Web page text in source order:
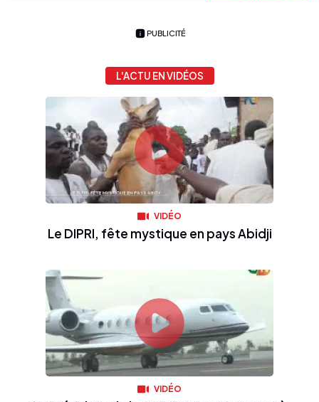
PUBLICITÉ
L'ACTU EN VIDÉOS
VIDÉO
Le DIPRI, fête mystique en pays Abidji
VIDÉO